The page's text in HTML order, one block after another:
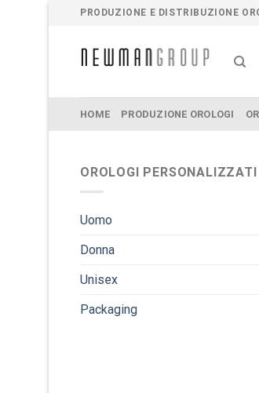
contenuti
PRODUZIONE E DISTRIBUZIONE
HOME PRODUZIONE OROLOGI
OROLOGI PERSONALIZZATI
Uomo
Donna
Unisex
Packaging